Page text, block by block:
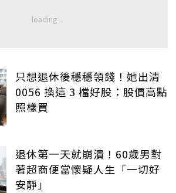
只想退休後穩穩領錢！她出清
0056 換這 3 檔好股：股價高點
照樣買
退休第一天就崩潰！60歲男對
著超商便當懷疑人生「一切好
安靜」